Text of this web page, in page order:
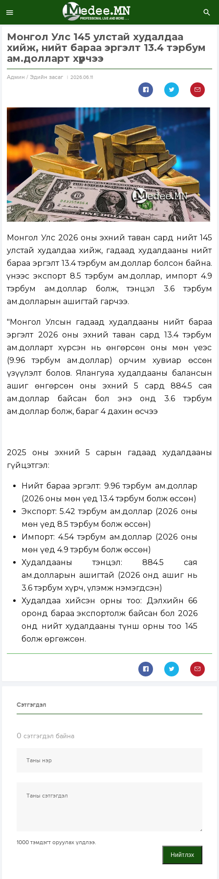
Монгол Улс 145 улстай худалдаа
хийж, нийт бараа эргэлт 13.4 тэрбум
ам.долларт хүрчээ
Aдмин / Эдийн засаг 2026.06.11
Монгол Улс 2026 оны эхний таван сард нийт 145
улстай худалдаа хийж, гадаад худалдааны нийт
бараа эргэлт 13.4 тэрбум ам.доллар болсон байна.
Үүнээс экспорт 8.5 тэрбум ам.доллар, импорт 4.9
тэрбум ам.доллар болж, тэнцэл 3.6 тэрбум
ам.долларын ашигтай гарчээ.
"Монгол Улсын гадаад худалдааны нийт бараа
эргэлт 2026 оны эхний таван сард 13.4 тэрбум
ам.долларт хүрсэн нь өнгөрсөн оны мөн үеэс
(9.96 тэрбум ам.доллар) орчим хувиар өссөн
үзүүлэлт болов. Ялангуяа худалдааны балансын
ашиг өнгөрсөн оны эхний 5 сард 884.5 сая
ам.доллар байсан бол энэ онд 3.6 тэрбум
ам.доллар болж, бараг 4 дахин өсчээ
2025 оны эхний 5 сарын гадаад худалдааны
гүйцэтгэл:
Нийт бараа эргэлт: 9.96 тэрбум ам.доллар
(2026 оны мөн үед 13.4 тэрбум болж өссөн)
Экспорт: 5.42 тэрбум ам.доллар (2026 оны
мөн үед 8.5 тэрбум болж өссөн)
Импорт: 4.54 тэрбум ам.доллар (2026 оны
мөн үед 4.9 тэрбум болж өссөн)
Худалдааны тэнцэл: 884.5 сая
ам.долларын ашигтай (2026 онд ашиг нь
3.6 тэрбум хүрч, үлэмж нэмэгдсэн)
Худалдаа хийсэн орны тоо: Дэлхийн 66
оронд бараа экспортолж байсан бол 2026
онд нийт худалдааны түнш орны тоо 145
болж өргөжсөн.
Сэтгэгдэл
0 сэтгэгдэл байна
1000 тэмдэгт оруулах үлдлээ.
Нийтлэх